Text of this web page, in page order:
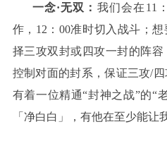
一念·无双： 我们会在11
作，12：00准时切入战斗；
择三攻双封或四攻一封的阵
控制对面的封系，保证三攻/
有着一位精通“封神之战”的
「净白白」，有他在至少能让